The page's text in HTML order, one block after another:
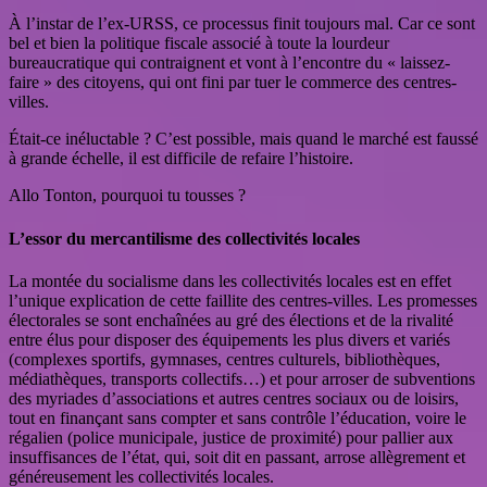
À l’instar de l’ex-URSS, ce processus finit toujours mal. Car ce sont
bel et bien la politique fiscale associé à toute la lourdeur
bureaucratique qui contraignent et vont à l’encontre du « laissez-
faire » des citoyens, qui ont fini par tuer le commerce des centres-
villes.
Était-ce inéluctable ? C’est possible, mais quand le marché est faussé
à grande échelle, il est difficile de refaire l’histoire.
Allo Tonton, pourquoi tu tousses ?
L’essor du mercantilisme des collectivités locales
La montée du socialisme dans les collectivités locales est en effet
l’unique explication de cette faillite des centres-villes. Les promesses
électorales se sont enchaînées au gré des élections et de la rivalité
entre élus pour disposer des équipements les plus divers et variés
(complexes sportifs, gymnases, centres culturels, bibliothèques,
médiathèques, transports collectifs…) et pour arroser de subventions
des myriades d’associations et autres centres sociaux ou de loisirs,
tout en finançant sans compter et sans contrôle l’éducation, voire le
régalien (police municipale, justice de proximité) pour pallier aux
insuffisances de l’état, qui, soit dit en passant, arrose allègrement et
généreusement les collectivités locales.